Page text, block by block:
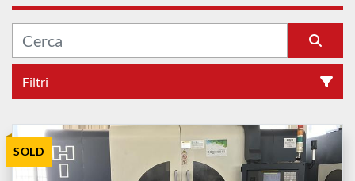
Filtri
Tutte le categorie
Ordina per
SOLD